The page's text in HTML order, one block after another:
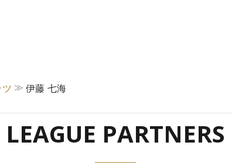
≫ 伊藤 七海
LEAGUE PARTNERS